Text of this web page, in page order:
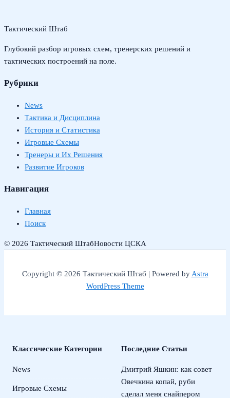
Тактический Штаб
Глубокий разбор игровых схем, тренерских решений и
тактических построений на поле.
Рубрики
News
Тактика и Дисциплина
История и Статистика
Игровые Схемы
Тренеры и Их Решения
Развитие Игроков
Навигация
Главная
Поиск
© 2026 Тактический ШтабНовости ЦСКА
Copyright © 2026 Тактический Штаб | Powered byAstra
WordPress Theme
Классические Категории
News
Игровые Схемы
Последние Статьи
Дмитрий Яшкин: как совет
Овечкина копай, руби
сделал меня снайпером